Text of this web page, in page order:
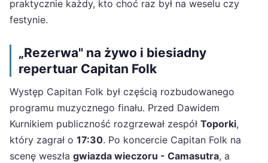
praktycznie każdy, kto choć raz był na weselu czy
festynie.
„Rezerwa" na żywo i biesiadny
repertuar Capitan Folk
Występ Capitan Folk był częścią rozbudowanego
programu muzycznego finału. Przed Dawidem
Kurnikiem publiczność rozgrzewał zespół Toporki,
który zagrał o 17:30. Po koncercie Capitan Folk na
scenę weszła gwiazda wieczoru - Camasutra, a